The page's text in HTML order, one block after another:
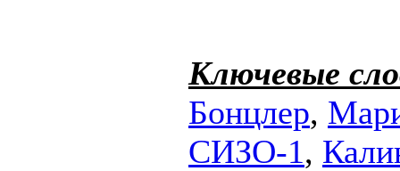
Ключевые
Бонцлер,
СИЗО-1,